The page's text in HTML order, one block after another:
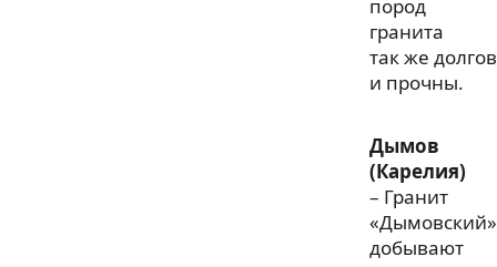
пород
гранита
так же
и прочны.
Дымов
(Карелия)
– Гранит
«Дымовский»
добывают